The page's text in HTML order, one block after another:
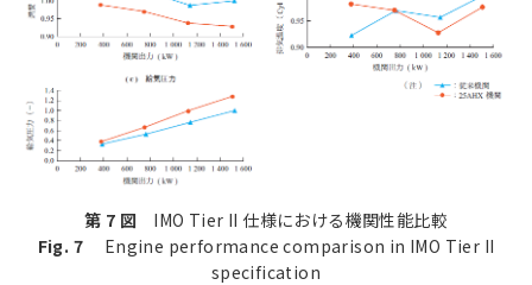
第 7 図 IMO Tier II 仕様における機関性能比較
Fig. 7 Engine performance comparison in IMO Tier II
specification